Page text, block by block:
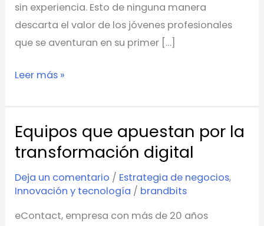
sin experiencia. Esto de ninguna manera
descarta el valor de los jóvenes profesionales
que se aventuran en su primer […]
Leer más »
Equipos que apuestan por la
transformación digital
Deja un comentario / Estrategia de negocios,
Innovación y tecnología / brandbits
eContact, empresa con más de 20 años
Equipos
que
por
transformación